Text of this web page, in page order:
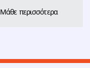
Μάθε περισσότερα